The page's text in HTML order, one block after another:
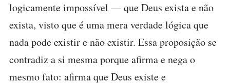
logicamente impossível — que Deus exista e não
exista, visto que é uma mera verdade lógica que
nada pode existir e não existir. Essa proposição se
contradiz a si mesma porque afirma e nega o
mesmo fato: afirma que Deus existe e